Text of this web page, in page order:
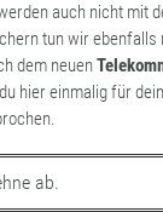
auch nicht mit
tun wir
dem neuen
hier einmalig für
ab.